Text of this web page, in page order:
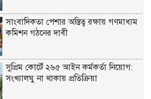
সাংবাদিকতা পেশার অস্তিত্ব রক্ষায় গণমাধ্যম
কমিশন গঠনের দাবী
সুপ্রিম কোর্টে ২৬৫ আইন কর্মকর্তা নিয়োগ:
সংখ্যালঘু না থাকায় প্রতিক্রিয়া